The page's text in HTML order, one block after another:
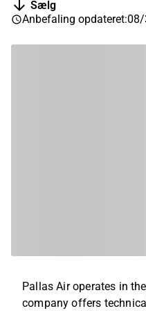
Sælg
Anbefaling opdateret:
Pallas Air operates in
company offers